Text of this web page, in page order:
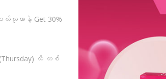
ယ်ယူတာနဲ့ Get 30%
ထိ တစ်